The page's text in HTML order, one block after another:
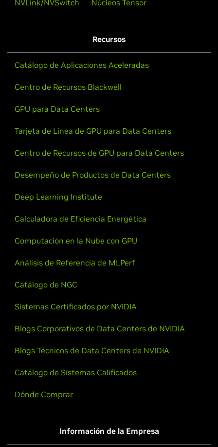
NVLink/NVSwitch Núcleos Tensor
Recursos
Catálogo de Aplicaciones Aceleradas
Centro de Recursos Blackwell
GPU para Data Centers
Tarjeta de Línea de GPU para Data Centers
Centro de Recursos de GPU para Data Centers
Desempeño de Productos de Data Centers
Deep Learning Institute
Calculadora de Eficiencia Energética
Computación en la Nube con GPU
Análisis de Referencia de MLPerf
Catálogo de NGC
Sistemas Certificados por NVIDIA
Blogs Corporativos de Data Centers de NVIDIA
Blogs Técnicos de Data Centers de NVIDIA
Catálogo de Sistemas Calificados
Dónde Comprar
Información de la Empresa